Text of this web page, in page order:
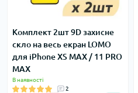
Комплект 2шт 9D захисне
скло на весь екран LOMO
для iPhone XS MAX / 11 PRO
MAX
В наявності
2